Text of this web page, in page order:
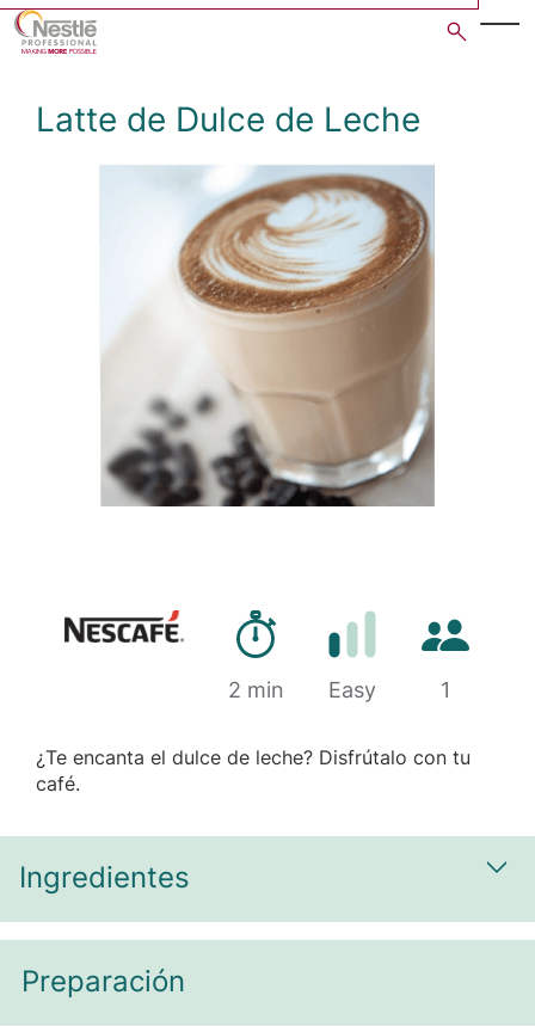
Skip
content
Latte de Dulce de Leche
Open image gallery in
Marca Tiempo de preparación
2 min Dificultad
Easy
Cantidad
1
¿Te encanta el dulce de leche? Disfrútalo con tu
café.
Ingredientes
Preparación